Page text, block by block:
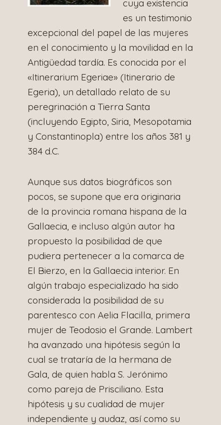
cuya existencia
es un testimonio
excepcional del papel de las mujeres
en el conocimiento y la movilidad en la
Antigüedad tardía. Es conocida por el
«Itinerarium Egeriae» (Itinerario de
Egeria), un detallado relato de su
peregrinación a Tierra Santa
(incluyendo Egipto, Siria, Mesopotamia
y Constantinopla) entre los años 381 y
384 d.C.
Aunque sus datos biográficos son
pocos, se supone que era originaria
de la provincia romana hispana de la
Gallaecia, e incluso algún autor ha
propuesto la posibilidad de que
pudiera pertenecer a la comarca de
El Bierzo, en la Gallaecia interior. En
algún trabajo especializado ha sido
considerada la posibilidad de su
parentesco con Aelia Flacilla, primera
mujer de Teodosio el Grande. Lambert
ha avanzado una hipótesis según la
cual se trataría de la hermana de
Gala, de quien habla S. Jerónimo
como pareja de Prisciliano. Esta
hipótesis y su cualidad de mujer
independiente y audaz, así como su